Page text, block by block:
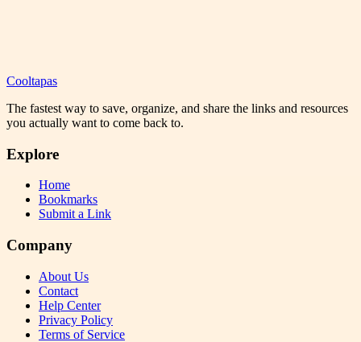
Cooltapas
The fastest way to save, organize, and share the links and resources
you actually want to come back to.
Explore
Home
Bookmarks
Submit a Link
Company
About Us
Contact
Help Center
Privacy Policy
Terms of Service